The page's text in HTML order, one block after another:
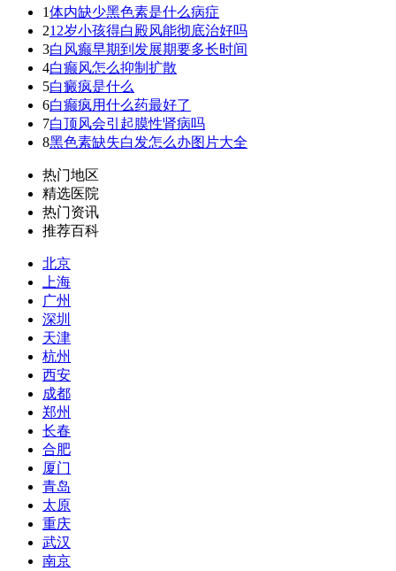
1体内缺少黑色素是什么病症
212岁小孩得白殿风能彻底治好吗
3白风癫早期到发展期要多长时间
4白癫风怎么抑制扩散
5白癜疯是什么
6白癫疯用什么药最好了
7白顶风会引起膜性肾病吗
8黑色素缺失白发怎么办图片大全
热门地区
精选医院
热门资讯
推荐百科
北京
上海
广州
深圳
天津
杭州
西安
成都
郑州
长春
合肥
厦门
青岛
太原
重庆
武汉
南京